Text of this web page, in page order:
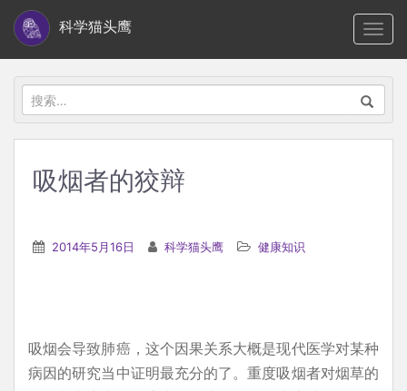
i
科学猫头鹰
搜
索：
吸烟者的狡辩
2014年5月16日 科学猫头鹰 健康知识
吸烟会导致肺癌，这个因果关系大概是现代医学对某种
病因的研究当中证明最充分的了。重度吸烟者对烟草的